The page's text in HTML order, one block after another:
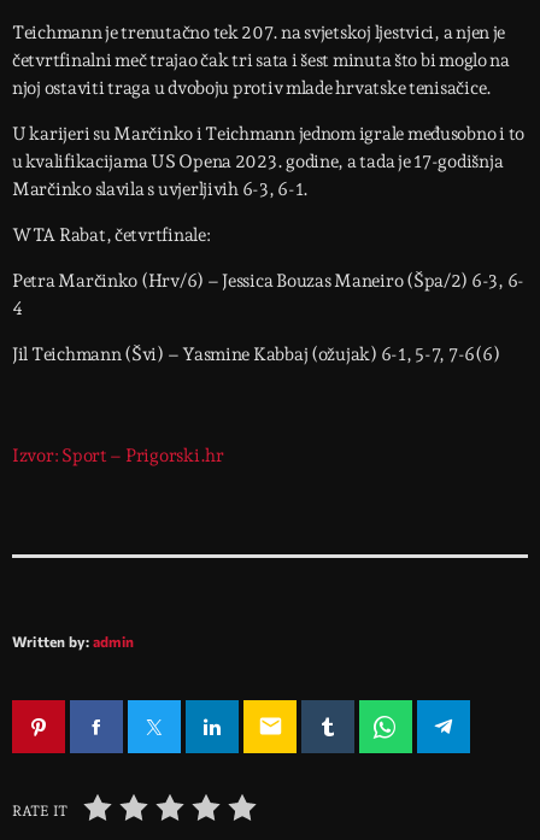
Teichmann je trenutačno tek 207. na svjetskoj ljestvici, a njen je
četvrtfinalni meč trajao čak tri sata i šest minuta što bi moglo na
njoj ostaviti traga u dvoboju protiv mlade hrvatske tenisačice.
U karijeri su Marčinko i Teichmann jednom igrale međusobno i to
u kvalifikacijama US Opena 2023. godine, a tada je 17-godišnja
Marčinko slavila s uvjerljivih 6-3, 6-1.
WTA Rabat, četvrtfinale:
Petra Marčinko (Hrv/6) – Jessica Bouzas Maneiro (Špa/2) 6-3, 6-
4
Jil Teichmann (Švi) – Yasmine Kabbaj (ožujak) 6-1, 5-7, 7-6(6)
Izvor: Sport – Prigorski.hr
Written by: admin
email
RATE IT